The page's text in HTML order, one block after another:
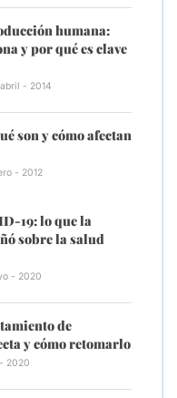
humana:
y por qué es clave
- 2014
son y cómo afectan
- 2012
19: lo que la
sobre la salud
- 2020
de
y cómo retomarlo
2020